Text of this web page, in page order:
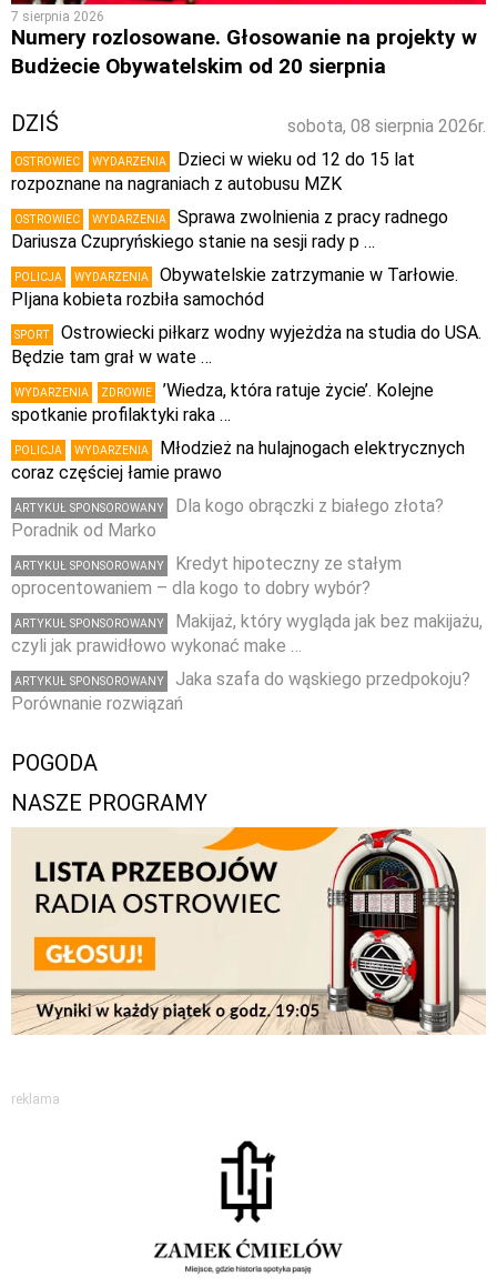
7 sierpnia 2026
Numery rozlosowane. Głosowanie na projekty w
Budżecie Obywatelskim od 20 sierpnia
sobota, 08 sierpnia 2026r.
DZIŚ
OSTROWIEC WYDARZENIA
Dzieci w wieku od 12 do 15 lat
rozpoznane na nagraniach z autobusu MZK
OSTROWIEC WYDARZENIA
Sprawa zwolnienia z pracy radnego
Dariusza Czupryńskiego stanie na sesji rady p …
POLICJA WYDARZENIA
Obywatelskie zatrzymanie w Tarłowie.
PIjana kobieta rozbiła samochód
SPORT
Ostrowiecki piłkarz wodny wyjeżdża na studia do USA.
Będzie tam grał w wate …
WYDARZENIA ZDROWIE
’Wiedza, która ratuje życie’. Kolejne
spotkanie profilaktyki raka …
POLICJA WYDARZENIA
Młodzież na hulajnogach elektrycznych
coraz częściej łamie prawo
ARTYKUŁ SPONSOROWANY
Dla kogo obrączki z białego złota?
Poradnik od Marko
ARTYKUŁ SPONSOROWANY
Kredyt hipoteczny ze stałym
oprocentowaniem – dla kogo to dobry wybór?
ARTYKUŁ SPONSOROWANY
Makijaż, który wygląda jak bez makijażu,
czyli jak prawidłowo wykonać make …
ARTYKUŁ SPONSOROWANY
Jaka szafa do wąskiego przedpokoju?
Porównanie rozwiązań
POGODA
NASZE PROGRAMY
reklama